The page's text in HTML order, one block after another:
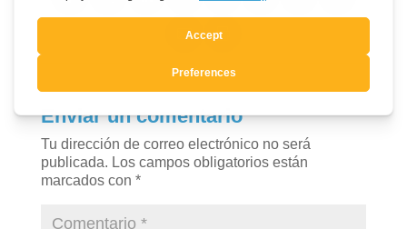
Enviar un comentario
Tu dirección de correo electrónico no será
publicada. Los campos obligatorios están
marcados con *